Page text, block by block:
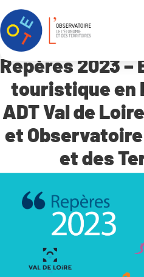
Accueil
Repères 2023 – Bilan de
Repères 2023 –
touristique en
ADT Val de
et
et des